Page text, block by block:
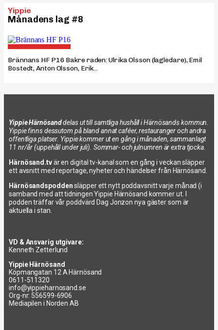
Yippie
Månadens lag #8
Brännans HF P16 Bakre raden: Ulrika Olsson (lagledare), Emil
Bostedt, Anton Olsson, Erik...
Yippie Härnösanddelas ut till samtliga hushåll i Härnösands kommun.
Yippie finns dessutom på bland annat caféer, restauranger och andra
offentliga platser. Yippie kommer ut en gång i månaden, sammanlagt
11 nr/år (uppehåll under juli). Sommar- och julnumren är extra tjocka.
Härnösand.tvär en digital tv-kanal som en gång i veckan släpper
ett avsnitt med reportage, nyheter och händelser från Härnösand.
Härnösandspoddensläpper ett nytt poddavsnitt varje månad (i
samband med att tidningen Yippie Härnösand kommer ut. I
podden träffar vår poddvärd Dag Jonzon nya gäster som är
aktuella i stan.
VD & Ansvarig utgivare:
Kenneth Zetterlund
Yippie Härnösand
Köpmangatan 12 A Härnösand
0611-511320
info@yippieharnosand.se
Org-nr: 556599-6906
Mediapilen i Norden AB